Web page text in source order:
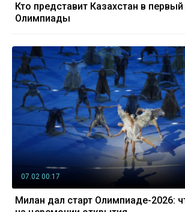
Кто представит Казахстан в
Олимпиады
07.02 00:17
Милан дал старт Олимпиаде-2026: